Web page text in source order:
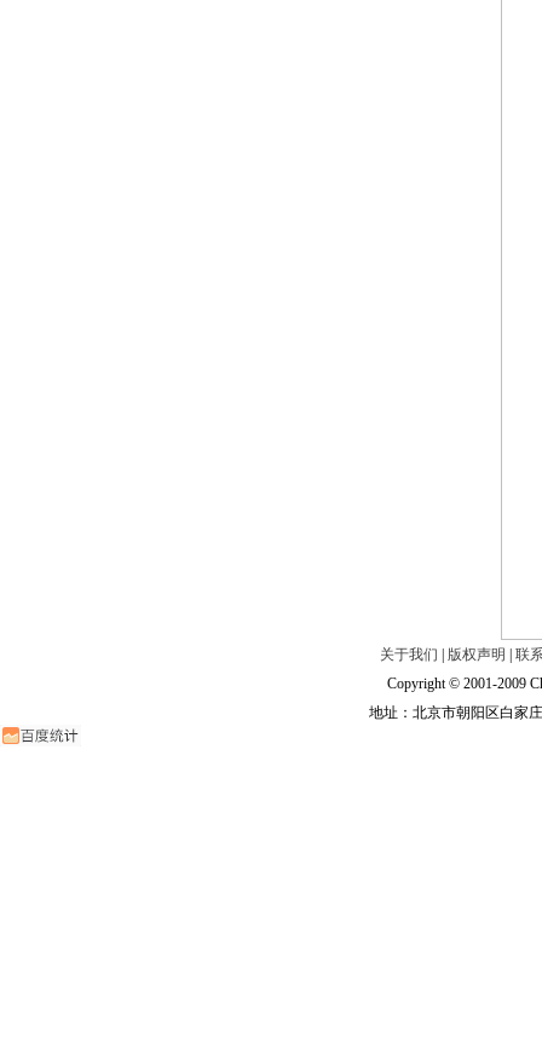
关于我们 版权声明
联
Copyright © 2001-2009
地址：北京市朝阳区白家